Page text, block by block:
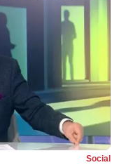
Social